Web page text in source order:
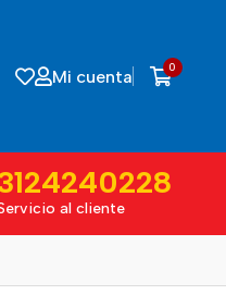
Mi cuenta 0
al cliente